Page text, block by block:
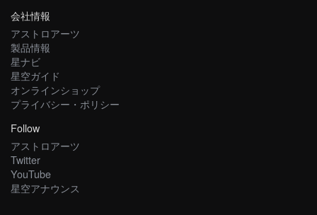
会社情報
アストロアーツ
製品情報
星ナビ
星空ガイド
オンラインショップ
プライバシー・ポリシー
Follow
アストロアーツ
Twitter
YouTube
星空アナウンス